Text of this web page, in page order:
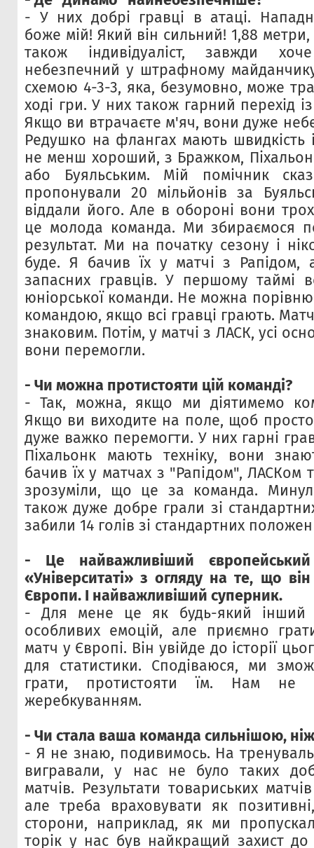
- У них добрі гравці в атаці.
боже мій! Який він сильний! 1,88 метри,
також індивідуаліст, завжди
небезпечний у штрафному
схемою 4-3-3, яка, безумовно, може
ході гри. У них також гарний перехід
Якщо ви втрачаєте м'яч, вони дуже
Редушко на флангах мають швидкість і
не менш хороший, з Бражком,
або Буяльським. Мій помічник
пропонували 20 мільйонів за
віддали його. Але в обороні вони
це молода команда. Ми збираємося
результат. Ми на початку сезону і
буде. Я бачив їх у матчі з Рапідом,
запасних гравців. У першому таймі
юніорської команди. Не можна
командою, якщо всі гравці грають.
знаковим. Потім, у матчі з ЛАСК, усі
вони перемогли.
- Чи можна протистояти цій команді?
- Так, можна, якщо ми діятимемо
Якщо ви виходите на поле, щоб
дуже важко перемогти. У них гарні
Пiхальонк мають техніку, вони
бачив їх у матчах з "Рапідом", ЛАСКом
зрозуміли, що це за команда.
також дуже добре грали зі
забили 14 голів зі стандартних
- Це найважливіший
«Університаті» з огляду на те, що
Європи. І найважливіший суперник.
- Для мене це як будь-який
особливих емоцій, але приємно
матч у Європі. Він увійде до історії
для статистики. Сподіваюся, ми
грати, протистояти їм. Нам не
жеребкуванням.
- Чи стала ваша команда сильнішою,
- Я не знаю, подивимось. На
вигравали, у нас не було таких
матчів. Результати товариських
але треба враховувати як
сторони, наприклад, як ми
торік у нас був найкращий захист до